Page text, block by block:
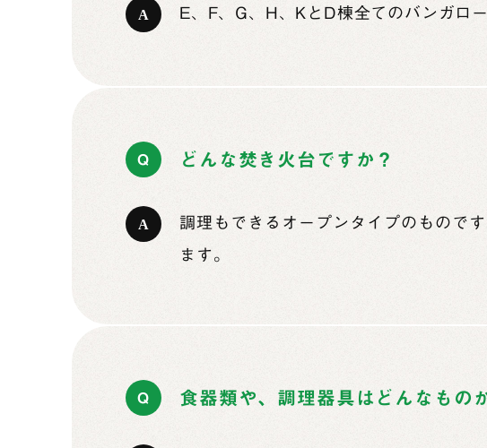
E、F、G、H、KとD棟全てのバンガロ
どんな焚き火台ですか？
調理もできるオープンタイプのもので
ます。
食器類や、調理器具はどんなもの